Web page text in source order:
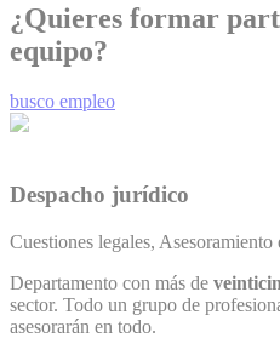
¿Quieres formar
equipo?
busco empleo
Despacho jurídico
Cuestiones legales, Asesoramiento
Departamento con más de
sector. Todo un grupo de
asesorarán en todo.